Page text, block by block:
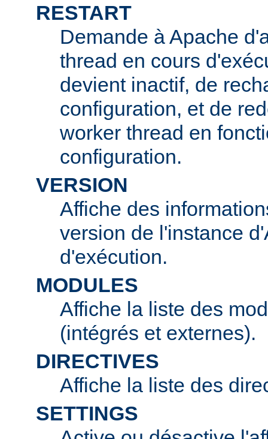
RESTART
Demande à Apache
thread en cours
devient inactif, de
configuration, et de
worker thread en
configuration.
VERSION
Affiche des
version de l'instance
d'exécution.
MODULES
Affiche la liste des
(intégrés et externes).
DIRECTIVES
Affiche la liste des
SETTINGS